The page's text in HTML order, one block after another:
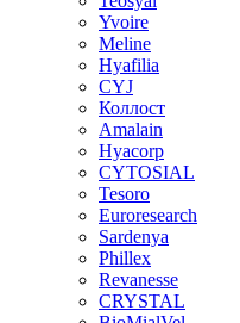
Yvoire
Meline
Hyafilia
CYJ
Коллост
Amalain
Hyacorp
CYTOSIAL
Tesoro
Euroresearch
Sardenya
Phillex
Revanesse
CRYSTAL